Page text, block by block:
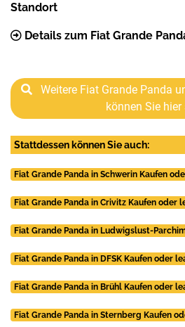
Standort
Details zum Fiat Grande
Weitere Fiat Grande Panda
können Sie hier
Stattdessen können Sie auch:
Fiat Grande Panda in Schwerin Kaufen
Fiat Grande Panda in Crivitz Kaufen oder
Fiat Grande Panda in Ludwigslust-
Fiat Grande Panda in DFSK Kaufen oder
Fiat Grande Panda in Brühl Kaufen oder
Fiat Grande Panda in Sternberg Kaufen